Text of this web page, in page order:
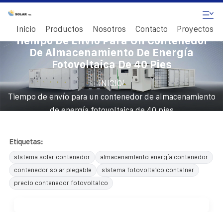
Inicio Productos Nosotros Contacto Proyectos
Tiempo De Envío Para Un Contenedor
De Almacenamiento De Energía
Fotovoltaica De 40 Pies
INICIO/
Tiempo de envío para un contenedor de almacenamiento
de energía fotovoltaica de 40 pies
Etiquetas:
sistema solar contenedor
almacenamiento energía contenedor
contenedor solar plegable
sistema fotovoltaico container
precio contenedor fotovoltaico